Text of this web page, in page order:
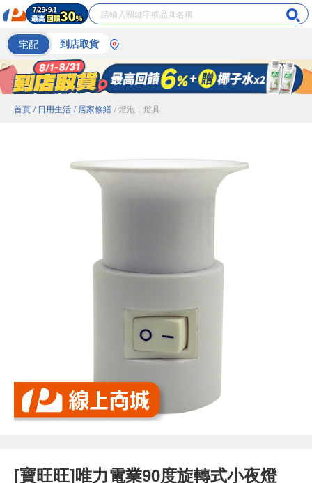
宅配 到店取貨
首頁 / 日用生活 / 居家修繕 / 燈泡．燈具
[寶旺旺]唯力電業90度旋轉式小夜燈